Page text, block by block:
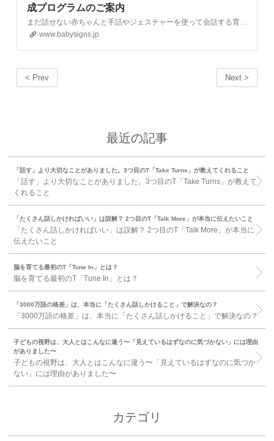
成プログラムのご案内
まだ話せない赤ちゃんと手話やジェスチャーを使って会話する育児法、ベビーサインを推進する日本ベビーサイン協会のサイトです。
www.babysigns.jp
< Prev Next >
最近の記事
「話す」より大切なことがありました。3つ目のT「Take Turns」が教えてくれること
「話す」より大切なことがありました。3つ目のT「Take Turns」が教えて
くれること
「たくさん話しかければいい」は誤解？ 2つ目のT「Talk More」が本当に伝えたいこと
「たくさん話しかければいい」は誤解？ 2つ目のT「Talk More」が本当に
伝えたいこと
脳を育てる最初のT「Tune In」とは？
脳を育てる最初のT「Tune In」とは？
「3000万語の格差」は、本当に「たくさん話しかけること」で解決なの？
「3000万語の格差」は、本当に「たくさん話しかけること」で解決なの？
子どもの視野は、大人とはこんなに違う〜「見えているはずなのに気づかない」には理由
がありました〜
子どもの視野は、大人とはこんなに違う〜「見えているはずなのに気づか
ない」には理由がありました〜
カテゴリ